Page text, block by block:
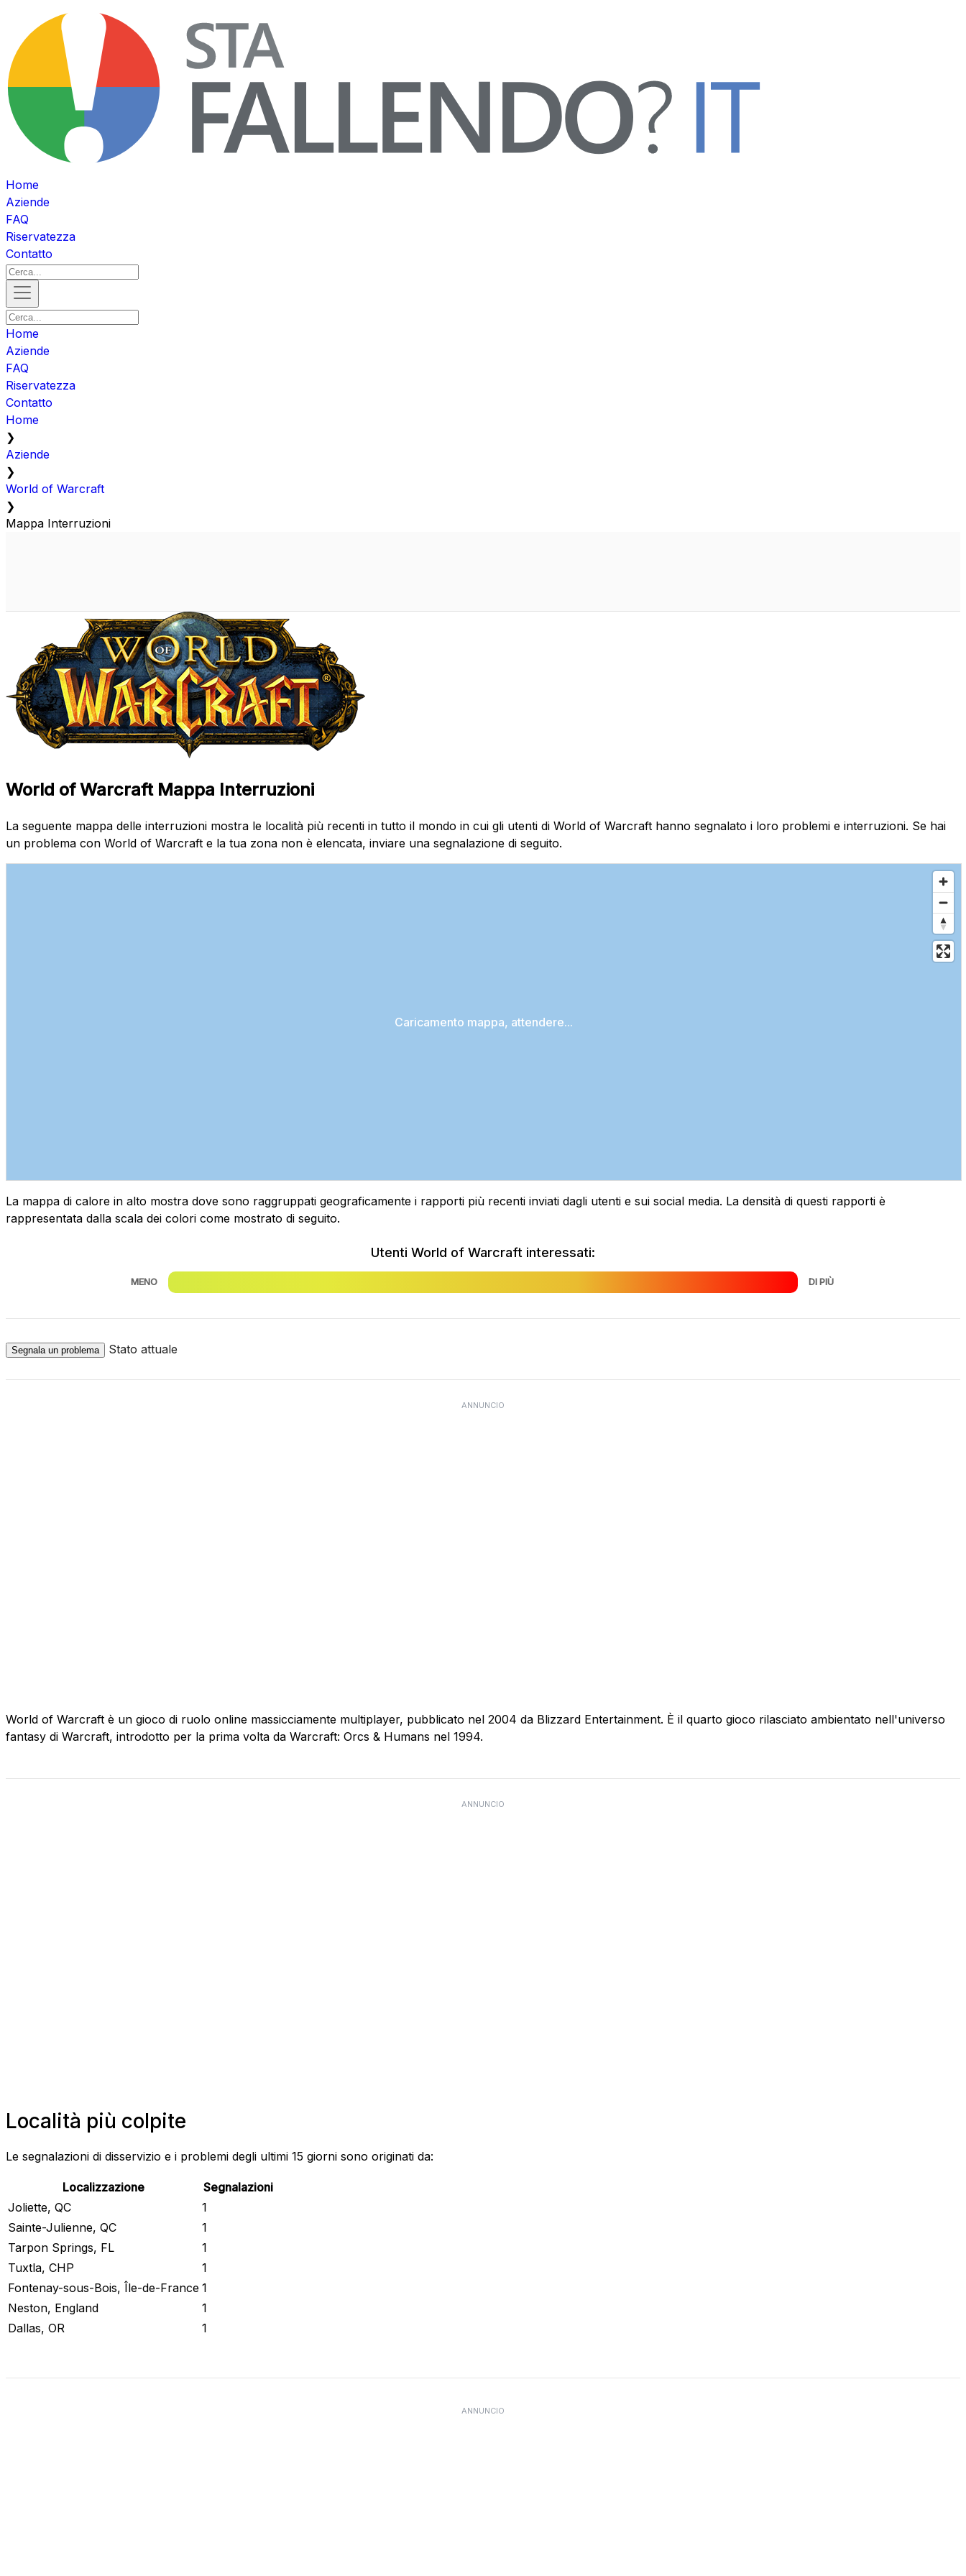
Home
Aziende
FAQ
Riservatezza
Contatto
Home
Aziende
FAQ
Riservatezza
Contatto
Home
❯
Aziende
❯
World of Warcraft
❯
Mappa Interruzioni
World of Warcraft Mappa Interruzioni
La seguente mappa delle interruzioni mostra le località più recenti in tutto il mondo in cui gli utenti di World of Warcraft hanno segnalato i loro problemi e interruzioni. Se hai
un problema con World of Warcraft e la tua zona non è elencata, inviare una segnalazione di seguito.
Caricamento mappa, attendere...
La mappa di calore in alto mostra dove sono raggruppati geograficamente i rapporti più recenti inviati dagli utenti e sui social media. La densità di questi rapporti è
rappresentata dalla scala dei colori come mostrato di seguito.
Utenti World of Warcraft interessati:
MENO DI PIÙ
Segnala un problema Stato attuale
ANNUNCIO
World of Warcraft è un gioco di ruolo online massicciamente multiplayer, pubblicato nel 2004 da Blizzard Entertainment. È il quarto gioco rilasciato ambientato nell'universo
fantasy di Warcraft, introdotto per la prima volta da Warcraft: Orcs & Humans nel 1994.
ANNUNCIO
Località più colpite
Le segnalazioni di disservizio e i problemi degli ultimi 15 giorni sono originati da:
Localizzazione
Segnalazioni
Joliette, QC
1
Sainte-Julienne, QC
1
Tarpon Springs, FL
1
Tuxtla, CHP
1
Fontenay-sous-Bois, Île-de-France 1
Neston, England
1
Dallas, OR
1
ANNUNCIO